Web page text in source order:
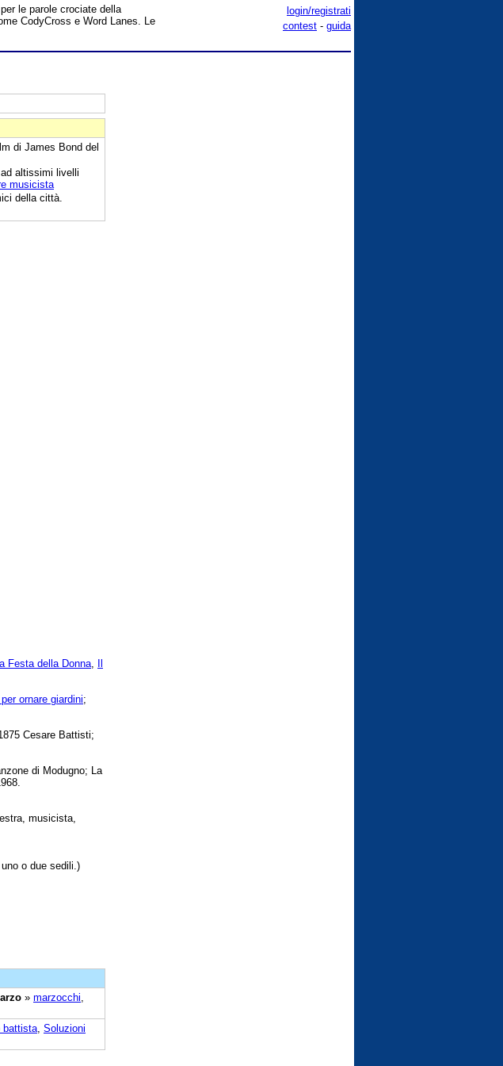
login/registrati
contest - guida
le parole crociate della
CodyCross e Word Lanes. Le
di James Bond del
altissimi livelli
musicista
della città.
Festa della Donna Il
ornare giardini;
Cesare Battisti;
di Modugno; La
musicista,
o due sedili.)
» marzocchi
battista Soluzioni